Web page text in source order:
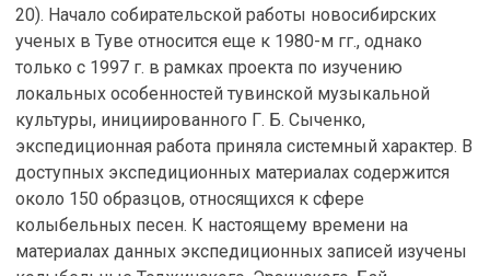
20). Начало собирательской работы новосибирских
ученых в Туве относится еще к 1980-м гг., однако
только с 1997 г. в рамках проекта по изучению
локальных особенностей тувинской музыкальной
культуры, инициированного Г. Б. Сыченко,
экспедиционная работа приняла системный характер. В
доступных экспедиционных материалах содержится
около 150 образцов, относящихся к сфере
колыбельных песен. К настоящему времени на
материалах данных экспедиционных записей изучены